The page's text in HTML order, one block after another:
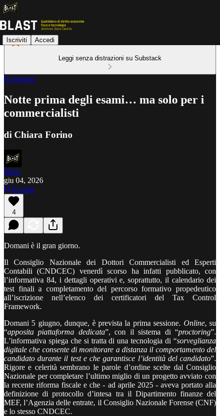
Iscriviti Accedi
Leggi senza distrazioni su Substack
Economia
Notte prima degli esami… ma solo per i
commercialisti
di Chiara Forino
Blast
giu 04, 2026
Ascolta
4
Domani è il gran giorno.
Il Consiglio Nazionale dei Dottori Commercialisti ed Esperti
Contabili (CNDCEC) venerdì scorso ha infatti pubblicato, con
l’informativa 84, i dettagli operativi e, soprattutto, il calendario dei
test finali a completamento del percorso formativo propedeutico
all’iscrizione nell’elenco dei certificatori del Tax Control
Framework.
Domani 5 giugno, dunque, è prevista la prima sessione. Online, su
“apposita piattaforma dedicata”, con il sistema di “proctoring”.
L’informativa spiega che si tratta di una tecnologia di “sorveglianza
digitale che consente di monitorare a distanza il comportamento del
candidato durante il test e che garantisce l’identità del candidato”.
Rigore e celerità sembrano le parole d’ordine scelte dal Consiglio
Nazionale per completare l’ultimo miglio di un progetto avviato con
la recente riforma fiscale e che - ad aprile 2025 - aveva portato alla
definizione di protocollo d’intesa tra il Dipartimento finanze del
MEF, l’Agenzia delle entrate, il Consiglio Nazionale Forense (CNF)
e lo stesso CNDCEC.